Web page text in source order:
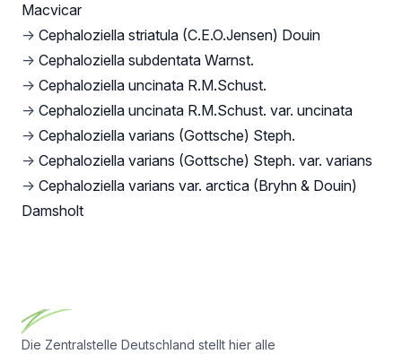
Macvicar
→ Cephaloziella striatula (C.E.O.Jensen) Douin
→ Cephaloziella subdentata Warnst.
→ Cephaloziella uncinata R.M.Schust.
→ Cephaloziella uncinata R.M.Schust. var. uncinata
→ Cephaloziella varians (Gottsche) Steph.
→ Cephaloziella varians (Gottsche) Steph. var. varians
→ Cephaloziella varians var. arctica (Bryhn & Douin)
Damsholt
Die Zentralstelle Deutschland stellt hier alle